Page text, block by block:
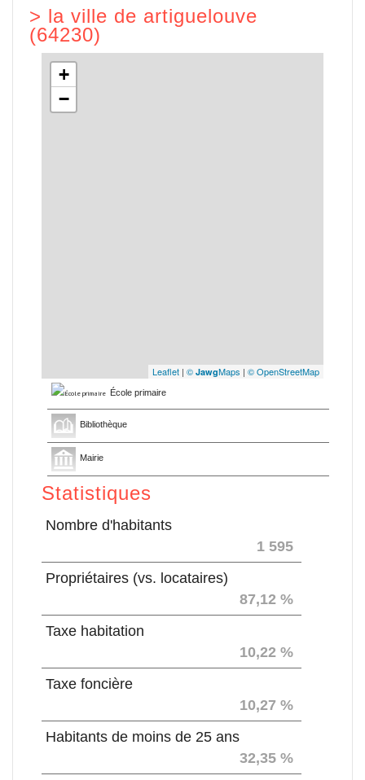
> la ville de artiguelouve
(64230)
+
−
Leaflet | © JawgMaps | © OpenStreetMap
École primaire
Bibliothèque
Mairie
Statistiques
Nombre d'habitants
1 595
Propriétaires (vs. locataires)
87,12 %
Taxe habitation
10,22 %
Taxe foncière
10,27 %
Habitants de moins de 25 ans
32,35 %